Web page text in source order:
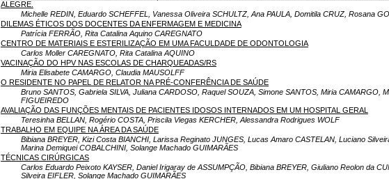
ALEGRE.
Michelle REDIN, Eduardo SCHEFFEL, Vanessa Oliveira SCHULTZ, Ana PAULA, Domitila CRUZ, Rosana
DILEMAS ÉTICOS DOS DOCENTES DA ENFERMAGEM E MEDICINA
Patrícia FERRÃO, Rita Catalina Aquino CAREGNATO
CENTRO DE MATERIAIS E ESTERILIZAÇÃO EM UMA FACULDADE DE ODONTOLOGIA
Carlos Moller CAREGNATO, Rita Catalina AQUINO
VACINAÇÃO DO HPV NAS ESCOLAS DE CHARQUEADAS/RS
Miria Elisabete CAMARGO, Claudia MAUSOLFF
O RESIDENTE NO PAPEL DE RELATOR NA PRÉ-CONFERÊNCIA DE SAÚDE
Bruno SANTOS, Gabriela SILVA, Juliana CARDOSO, Raquel SOUZA, Simone SANTOS, Miria CAMARGO,
FIGUEIREDO
AVALIAÇÃO DAS FUNÇÕES MENTAIS DE PACIENTES IDOSOS INTERNADOS EM UM HOSPITAL GERAL
Teresinha BELLAN, Rogério COSTA, Priscila Viegas KERCHER, Alessandra Rodrigues WOLF
TRABALHO EM EQUIPE NA ÁREA DA SAÚDE
Bibiana BREYER, Kizi Costa BIANCHI, Larissa Reginato JUNGES, Lucas Amaro CASTELAN, Luciano
Marina Demiquei COBALCHINI, Solange Machado GUIMARÃES
TÉCNICAS CIRÚRGICAS
Carlos Eduardo Peixoto KAYSER, Daniel Irigaray de ASSUMPÇÃO, Bibiana BREYER, Giuliano Reolon da
Silveira EIFLER, Solange Machado GUIMARÃES